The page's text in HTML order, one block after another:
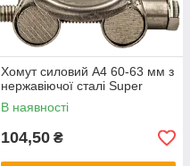
Хомут силовий А4 60-63 мм з
нержавіючої сталі Super
В наявності
104,50 ₴